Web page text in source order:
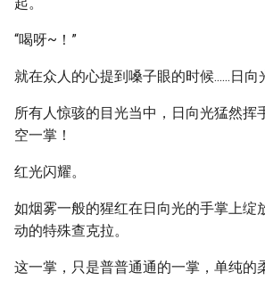
“喝呀~！”
就在众人的心提到嗓子眼的时候......日向
所有人惊骇的目光当中，日向光猛然挥
空一掌！
红光闪耀。
如烟雾一般的猩红在日向光的手掌上绽
动的特殊查克拉。
这一掌，只是普普通通的一掌，单纯的